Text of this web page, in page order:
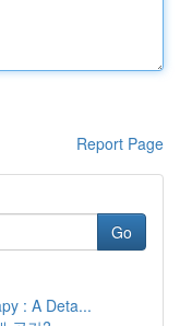
Report Page
Go
: A Deta...